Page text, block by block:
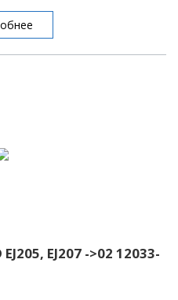
EJ207 ->02 12033-